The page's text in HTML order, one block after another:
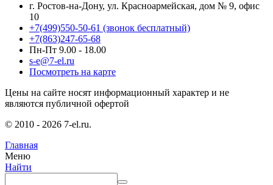
г. Ростов-на-Дону, ул. Красноармейская, дом № 9, офис
10
+7(499)550-50-61 (звонок бесплатный)
+7(863)247-65-68
Пн-Пт 9.00 - 18.00
s-e@7-el.ru
Посмотреть на карте
Цены на сайте носят информационный характер и не
являются публичной офертой
© 2010 - 2026 7-el.ru.
Главная
Меню
Найти